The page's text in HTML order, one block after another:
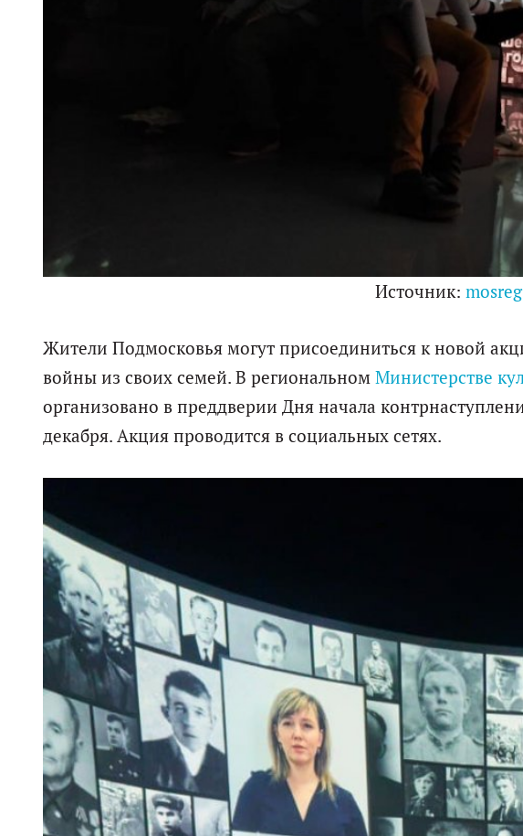
Источник:
Жители Подмосковья могут присоединиться к новой
войны из своих семей. В региональном Министерстве
организовано в преддверии Дня начала
декабря. Акция проводится в социальных сетях.